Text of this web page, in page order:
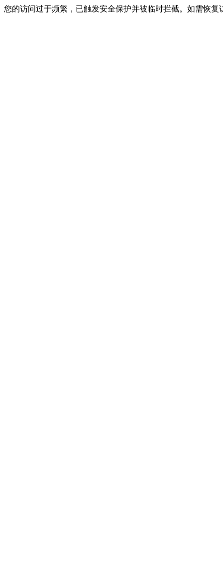
您的访问过于频繁，已触发安全保护并被临时拦截。如需恢复